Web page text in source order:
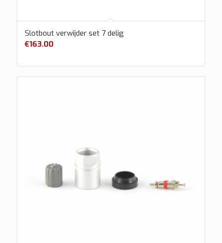
Slotbout verwijder set 7 delig
€163.00